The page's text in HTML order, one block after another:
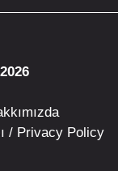
/ Privacy Policy